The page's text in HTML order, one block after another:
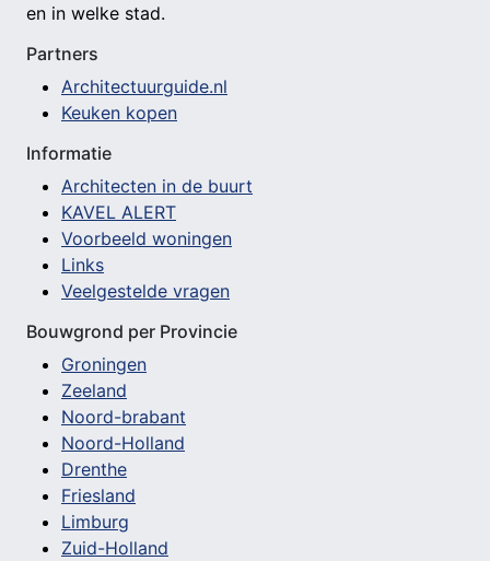
en in welke stad.
Partners
Architectuurguide.nl
Keuken kopen
Informatie
Architecten in de buurt
KAVEL ALERT
Voorbeeld woningen
Links
Veelgestelde vragen
Bouwgrond per Provincie
Groningen
Zeeland
Noord-brabant
Noord-Holland
Drenthe
Friesland
Limburg
Zuid-Holland